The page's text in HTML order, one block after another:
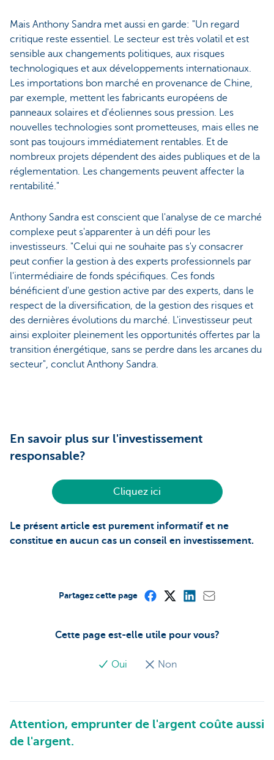
Mais Anthony Sandra met aussi en garde: "Un regard
critique reste essentiel. Le secteur est très volatil et est
sensible aux changements politiques, aux risques
technologiques et aux développements internationaux.
Les importations bon marché en provenance de Chine,
par exemple, mettent les fabricants européens de
panneaux solaires et d'éoliennes sous pression. Les
nouvelles technologies sont prometteuses, mais elles ne
sont pas toujours immédiatement rentables. Et de
nombreux projets dépendent des aides publiques et de la
réglementation. Les changements peuvent affecter la
rentabilité."
Anthony Sandra est conscient que l'analyse de ce marché
complexe peut s'apparenter à un défi pour les
investisseurs. "Celui qui ne souhaite pas s'y consacrer
peut confier la gestion à des experts professionnels par
l'intermédiaire de fonds spécifiques. Ces fonds
bénéficient d'une gestion active par des experts, dans le
respect de la diversification, de la gestion des risques et
des dernières évolutions du marché. L'investisseur peut
ainsi exploiter pleinement les opportunités offertes par la
transition énergétique, sans se perdre dans les arcanes du
secteur", conclut Anthony Sandra.
En savoir plus sur l'investissement
responsable?
Cliquez ici
Le présent article est purement informatif et ne
constitue en aucun cas un conseil en investissement.
Cette page est-elle utile pour vous?
Oui Non
Partagez cette page
Attention, emprunter de l'argent coûte aussi
de l'argent.